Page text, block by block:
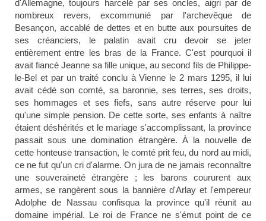
d'Allemagne, toujours harcelé par ses oncles, aigri par de
nombreux revers, excommunié par l'archevêque de
Besançon, accablé de dettes et en butte aux poursuites de
ses créanciers, le palatin avait cru devoir se jeter
entièrement entre les bras de la France. C'est pourquoi il
avait fiancé Jeanne sa fille unique, au second fils de Philippe-
le-Bel et par un traité conclu à Vienne le 2 mars 1295, il lui
avait cédé son comté, sa baronnie, ses terres, ses droits,
ses hommages et ses fiefs, sans autre réserve pour lui
qu'une simple pension. De cette sorte, ses enfants à naître
étaient déshérités et le mariage s'accomplissant, la province
passait sous une domination étrangère. À la nouvelle de
cette honteuse transaction, le comté prit feu, du nord au midi,
ce ne fut qu'un cri d'alarme. On jura de ne jamais reconnaître
une souveraineté étrangère ; les barons coururent aux
armes, se rangèrent sous la bannière d'Arlay et l'empereur
Adolphe de Nassau confisqua la province qu'il réunit au
domaine impérial. Le roi de France ne s'émut point de ce